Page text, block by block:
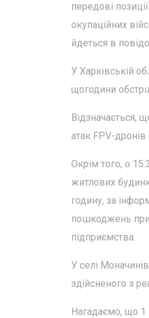
передові
окупаційних
йдеться в
У Харківській
щогодини
Відзначається,
атак FPV-
Окрім того, о
житлових
годину, за
пошкоджень
підприємства.
У селі
здійсненого з
Нагадаємо, що 1